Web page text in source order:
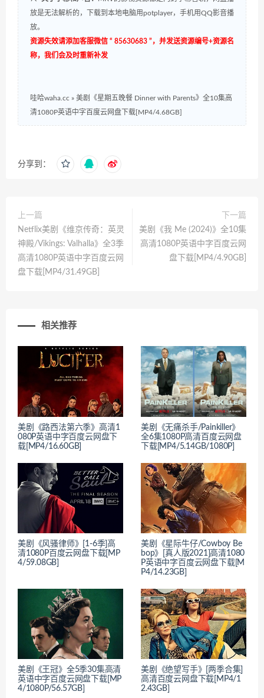
放是无法解析的，下载到本地电脑用potplayer，手机用QQ影音播
放。
资源失效请添加客服微信 “ 85630683 ”，并发送资源编号+资源名
称，我们会及时重新补发
哇哈waha.cc » 美剧《星期五晚餐 Dinner with Parents》全10集高
清1080P英语中字百度云网盘下载[MP4/4.68GB]
分享到：
上一篇
Netflix美剧《维京传奇：英灵
神殿/Vikings: Valhalla》全3季
高清1080P英语中字百度云网
盘下载[MP4/31.49GB]
下一篇
美剧《我 Me (2024)》全10集
高清1080P英语中字百度云网
盘下载[MP4/4.90GB]
相关推荐
美剧《路西法第六季》高清1
080P英语中字百度云网盘下
载[MP4/16.60GB]
美剧《无痛杀手/Painkiller》
全6集1080P高清百度云网盘
下载[MP4/5.14GB/1080P]
美剧《风骚律师》[1-6季]高
清1080P百度云网盘下载[MP
4/59.08GB]
美剧《星际牛仔/Cowboy Be
bop》[真人版2021]高清1080
P英语中字百度云网盘下载[M
P4/14.23GB]
美剧《王冠》全5季30集高清
英语中字百度云网盘下载[MP
4/1080P/56.57GB]
美剧《绝望写手》[两季合集]
高清百度云网盘下载[MP4/1
2.43GB]